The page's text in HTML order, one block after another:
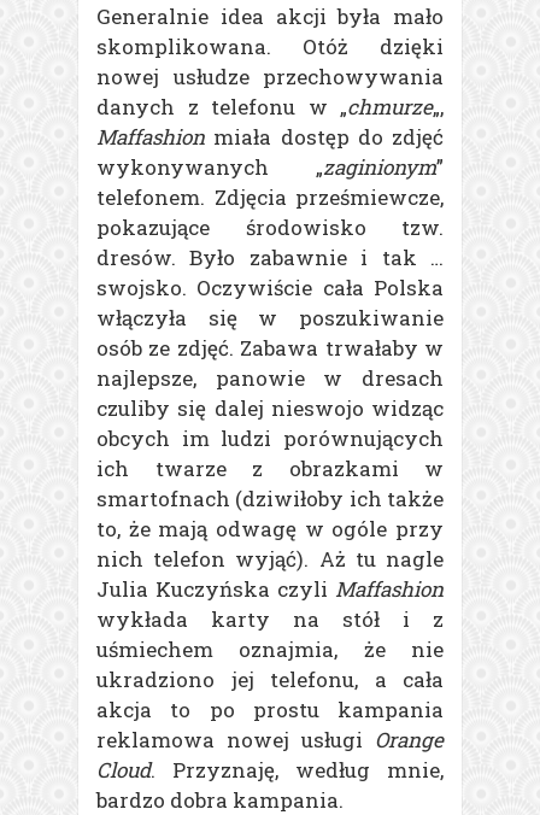
Generalnie idea akcji była mało
skomplikowana. Otóż dzięki
nowej usłudze przechowywania
danych z telefonu w „chmurze„,
Maffashion miała dostęp do zdjęć
wykonywanych „zaginionym”
telefonem. Zdjęcia prześmiewcze,
pokazujące środowisko tzw.
dresów. Było zabawnie i tak …
swojsko. Oczywiście cała Polska
włączyła się w poszukiwanie
osób ze zdjęć. Zabawa trwałaby w
najlepsze, panowie w dresach
czuliby się dalej nieswojo widząc
obcych im ludzi porównujących
ich twarze z obrazkami w
smartofnach (dziwiłoby ich także
to, że mają odwagę w ogóle przy
nich telefon wyjąć). Aż tu nagle
Julia Kuczyńska czyli Maffashion
wykłada karty na stół i z
uśmiechem oznajmia, że nie
ukradziono jej telefonu, a cała
akcja to po prostu kampania
reklamowa nowej usługi Orange
Cloud. Przyznaję, według mnie,
bardzo dobra kampania.